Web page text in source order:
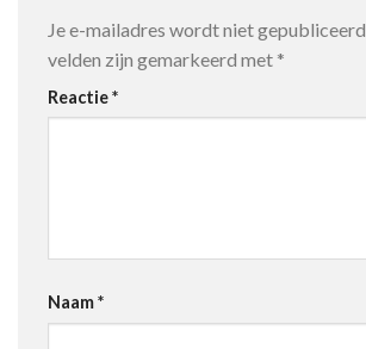
Je e-mailadres wordt niet gepubliceerd.
velden zijn gemarkeerd met *
Reactie*
Naam*